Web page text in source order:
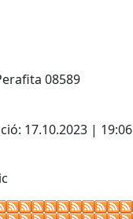
08589
17.10.2023 | 19:06